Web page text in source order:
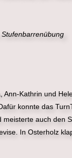
Kathrin und
konnte das
auch
In Osterholz